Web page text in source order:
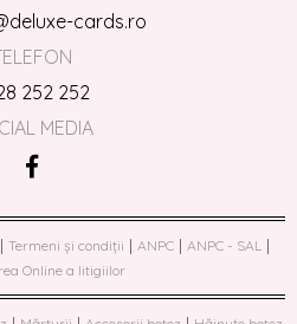
cards.ro
252 252
MEDIA
| Termeni și condiții | ANPC | ANPC - SAL |
Online a litigiilor